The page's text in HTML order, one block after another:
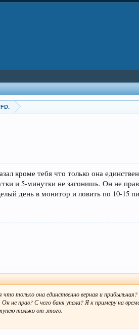
кроме тебя что только она
и 5-минутки не загонишь. Он не
день в монитор и ловить по 10-15
только она единственно верная и
не прав? С чего баня упала? Я к примеру на
только от этого.